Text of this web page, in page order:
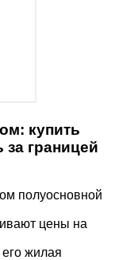
купить
границей
полуосновной
цены на
жилая